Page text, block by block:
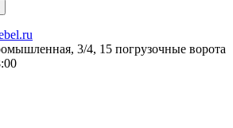
3/4, 15 погрузочные ворота